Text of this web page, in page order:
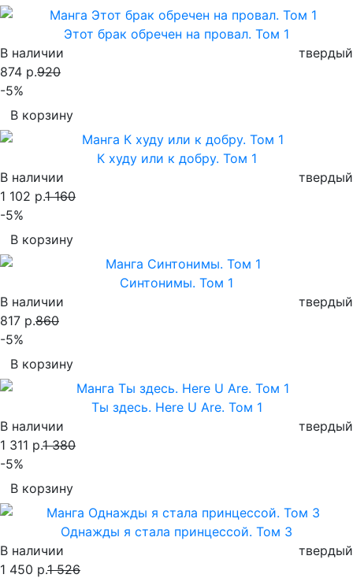
Этот брак обречен на провал. Том 1
В наличии
твердый
874 р.920
-5%
В корзину
К худу или к добру. Том 1
В наличии
твердый
1 102 р.1 160
-5%
В корзину
Синтонимы. Том 1
В наличии
твердый
817 р.860
-5%
В корзину
Ты здесь. Here U Are. Том 1
В наличии
твердый
1 311 р.1 380
-5%
В корзину
Однажды я стала принцессой. Том 3
В наличии
твердый
1 450 р.1 526